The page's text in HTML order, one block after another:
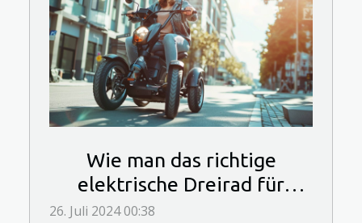
Wie man das richtige
elektrische Dreirad für
Erwachsene auswählt
26. Juli 2024 00:38